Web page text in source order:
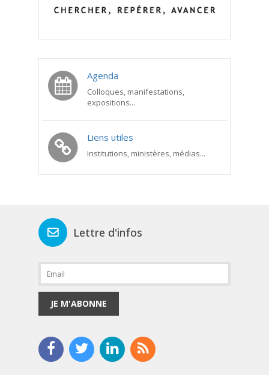
Agenda
Colloques, manifestations,
expositions...
Liens utiles
Institutions, ministères, médias...
Lettre d'infos
JE M'ABONNE